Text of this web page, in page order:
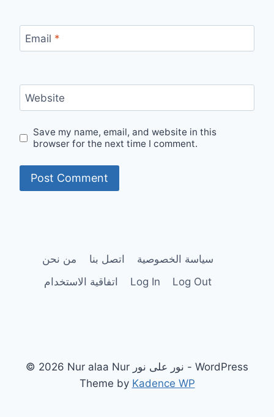
Email *
Website
Save my name, email, and website in this
browser for the next time I comment.
من نحن اتصل بنا
سياسة الخصوصية
اتفاقية الاستخدام
Log In Log Out
© 2026 Nur alaa Nur نور على نور - WordPress
Theme by Kadence WP